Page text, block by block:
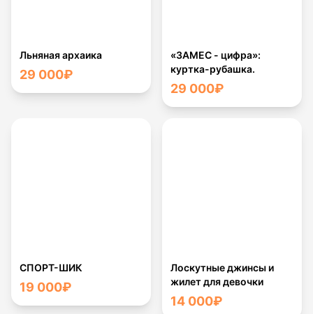
Льняная архаика
29 000₽
«ЗАМЕС - цифра»:
куртка-рубашка.
29 000₽
СПОРТ-ШИК
19 000₽
Лоскутные джинсы и
жилет для девочки
14 000₽